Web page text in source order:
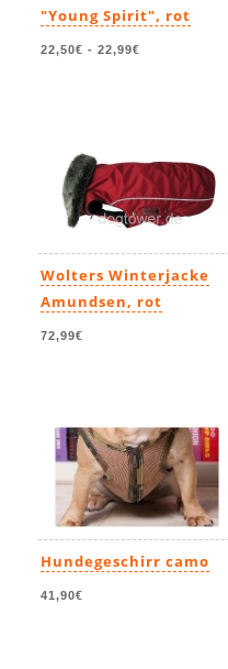
"Young Spirit", rot
22,50€ - 22,99€
Wolters Winterjacke
Amundsen, rot
72,99€
Hundegeschirr camo
41,90€